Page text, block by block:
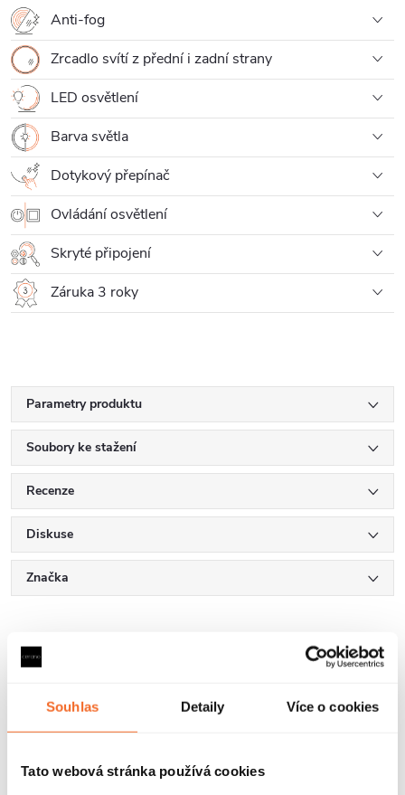
Souhlas Detaily Více o cookies
Tato webová stránka používá cookies
Anti-fog
Zrcadlo svítí z přední i zadní strany
LED osvětlení
Barva světla
Dotykový přepínač
Ovládání osvětlení
Skryté připojení
Záruka 3 roky
Parametry produktu
Soubory ke stažení
Recenze
Diskuse
Značka
Další inspirace